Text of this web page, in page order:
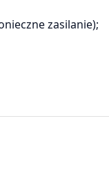
zasilanie);